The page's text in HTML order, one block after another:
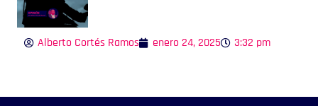
Alberto Cortés Ramos enero 24, 2025 3:32 pm